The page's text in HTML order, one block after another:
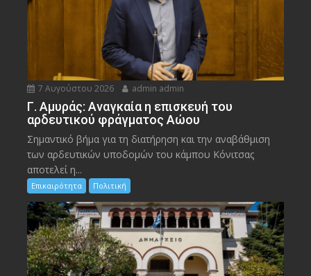
7 Αυγούστου 2026 admin admin
Γ. Αμυράς: Αναγκαία η επισκευή του
αρδευτικού φράγματος Αώου
Σημαντικό βήμα για τη διατήρηση και την αναβάθμιση
των αρδευτικών υποδομών του κάμπου Κόνιτσας
αποτελεί η...
Επικαιρότητα Πολιτική